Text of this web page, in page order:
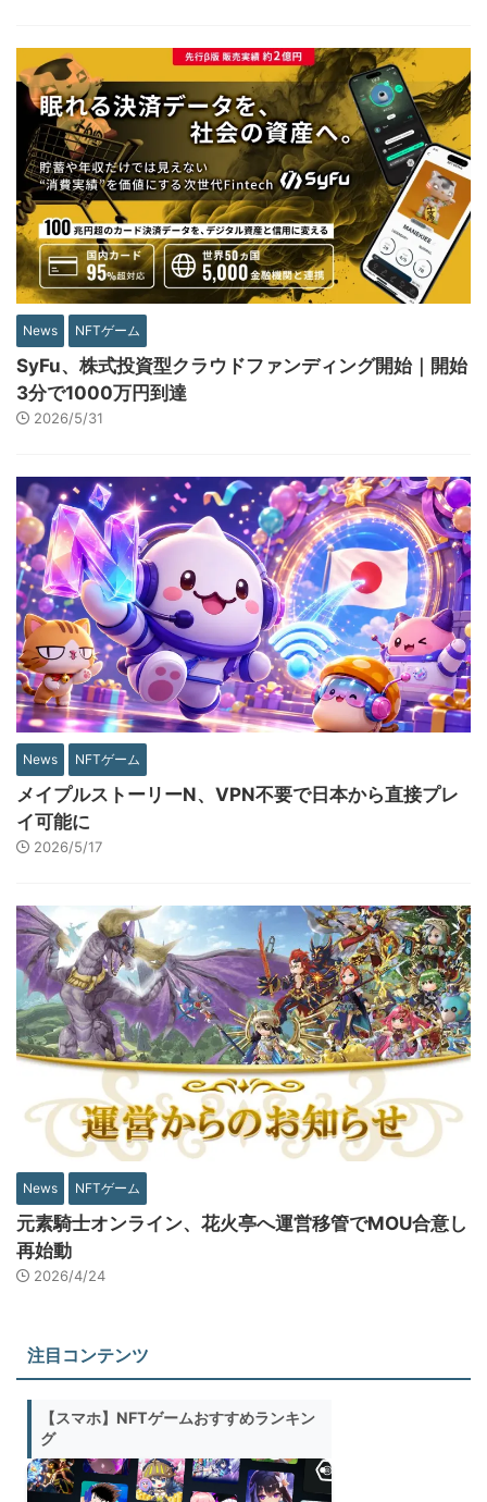
News NFTゲーム
SyFu、株式投資型クラウドファンディング開始｜開始
3分で1000万円到達
2026/5/31
News NFTゲーム
メイプルストーリーN、VPN不要で日本から直接プレ
イ可能に
2026/5/17
News NFTゲーム
元素騎士オンライン、花火亭へ運営移管でMOU合意し
再始動
2026/4/24
注目コンテンツ
【スマホ】NFTゲームおすすめランキン
グ